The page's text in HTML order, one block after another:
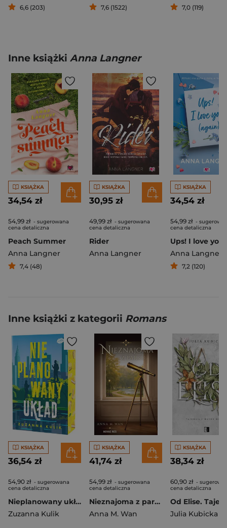
6,6 (203) 7,6 (1522) 7,0 (119)
Inne książki Anna Langner
KSIĄŻKA
34,54 zł
54,99 zł - sugerowana
cena detaliczna
Peach Summer
Anna Langner
7,4 (48)
KSIĄŻKA
30,95 zł
49,99 zł - sugerowana
cena detaliczna
Rider
Anna Langner
KSIĄŻKA
34,54 zł
54,99 zł -
cena detaliczna
Anna Langner
7,2 (120)
Inne książki z kategorii Romans
KSIĄŻKA
36,54 zł
54,90 zł - sugerowana
cena detaliczna
Nieplanowany układ (ilustrowane brzegi)
Zuzanna Kulik
KSIĄŻKA
41,74 zł
54,99 zł - sugerowana
cena detaliczna
Nieznajoma z parku
Anna M. Wan
KSIĄŻKA
38,34 zł
60,90 zł -
cena detaliczna
Julia Kubicka